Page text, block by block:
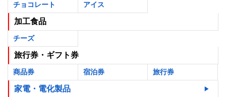
チョコレート アイス
加工食品
チーズ
旅行券・ギフト券
商品券 宿泊券 旅行券
家電・電化製品